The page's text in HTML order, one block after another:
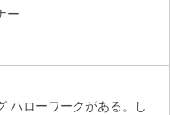
ー
ハローワークがある。し